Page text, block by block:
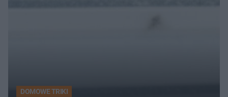
DOMOWE TRIKI